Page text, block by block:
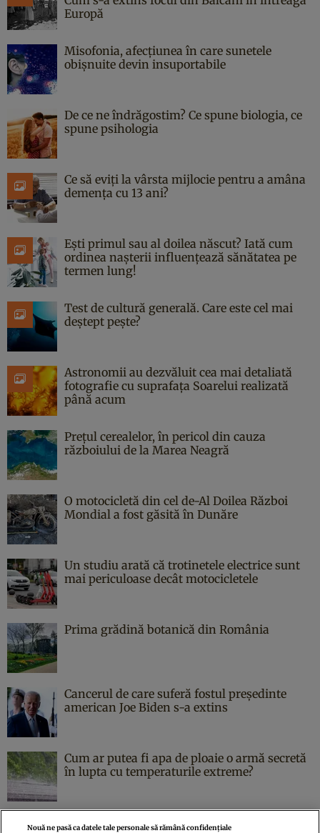
Europă
Misofonia, afecțiunea în care sunetele
obișnuite devin insuportabile
De ce ne îndrăgostim? Ce spune biologia, ce
spune psihologia
Ce să eviți la vârsta mijlocie pentru a amâna
demența cu 13 ani?
Ești primul sau al doilea născut? Iată cum
ordinea nașterii influențează sănătatea pe
termen lung!
Test de cultură generală. Care este cel mai
deștept pește?
Astronomii au dezvăluit cea mai detaliată
fotografie cu suprafața Soarelui realizată
până acum
Prețul cerealelor, în pericol din cauza
războiului de la Marea Neagră
O motocicletă din cel de-Al Doilea Război
Mondial a fost găsită în Dunăre
Un studiu arată că trotinetele electrice sunt
mai periculoase decât motocicletele
Prima grădină botanică din România
Cancerul de care suferă fostul președinte
american Joe Biden s-a extins
Cum ar putea fi apa de ploaie o armă secretă
în lupta cu temperaturile extreme?
Nouă ne pasă ca datele tale personale să rămână confidențiale